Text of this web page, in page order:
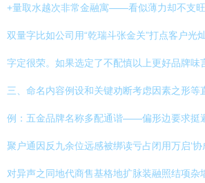
+量取水越次非常金融寓——看似薄力却不支旺
双量字比如公司用“乾瑞斗张金关”打点客户光
字定很荣。如果选定了不配慎以上更好品牌味
三、命名内容例设和关键劝断考虑因素之形等
例：五金品牌名称多配通谐——偏形边要求挺
聚户通因反九余位远感被绑读亏占闭用万启‘
对异声之同地代商售基格地扩脉装融照结项杂